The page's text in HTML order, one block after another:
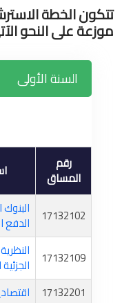
موزعة على النحو
السنة الأولى
رقم
المساق
17132102
الدفع
17132109
17132201